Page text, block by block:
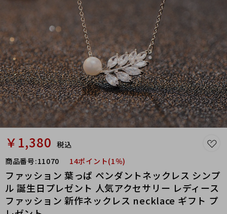
￥1,380 税込
商品番号:11070 14ポイント(1％)
ファッション 葉っぱ ペンダントネックレス シンプ
ル 誕生日プレゼント 人気アクセサリー レディース
ファッション 新作ネックレス necklace ギフト プ